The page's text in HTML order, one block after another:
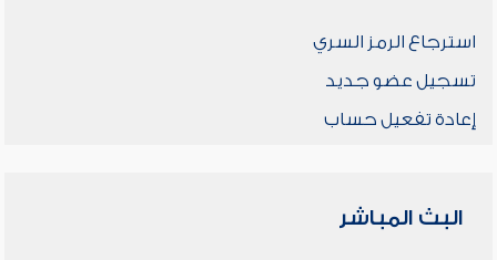
استرجاع الرمز السري
تسجيل عضو جديد
إعادة تفعيل حساب
البث المباشر